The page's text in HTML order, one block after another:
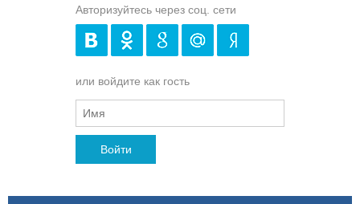
Авторизуйтесь через соц. сети
или войдите как гость
Войти